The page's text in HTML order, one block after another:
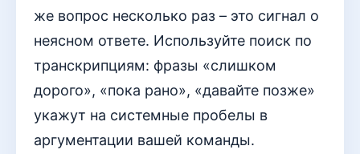
же вопрос несколько раз – это сигнал о
неясном ответе. Используйте поиск по
транскрипциям: фразы «слишком
дорого», «пока рано», «давайте позже»
укажут на системные пробелы в
аргументации вашей команды.